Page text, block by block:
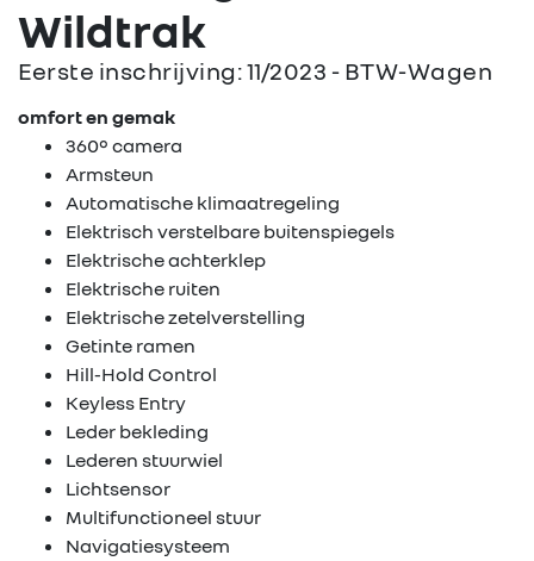
Wildtrak
Eerste inschrijving: 11/2023 - BTW-Wagen
omfort en gemak
360° camera
Armsteun
Automatische klimaatregeling
Elektrisch verstelbare buitenspiegels
Elektrische achterklep
Elektrische ruiten
Elektrische zetelverstelling
Getinte ramen
Hill-Hold Control
Keyless Entry
Leder bekleding
Lederen stuurwiel
Lichtsensor
Multifunctioneel stuur
Navigatiesysteem